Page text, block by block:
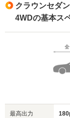
クラウンセダ
4WDの基本ス
最高出力